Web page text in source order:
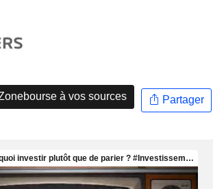
à vos sources Partager